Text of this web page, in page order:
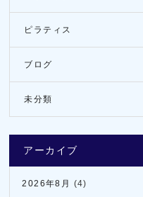
ピラティス
ブログ
未分類
アーカイブ
2026年8月 (4)